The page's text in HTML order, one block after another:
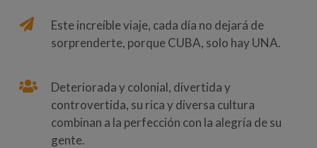
Este increíble viaje, cada día no dejará de
sorprenderte, porque CUBA, solo hay UNA.
Deteriorada y colonial, divertida y
controvertida, su rica y diversa cultura
combinan a la perfección con la alegría de su
gente.